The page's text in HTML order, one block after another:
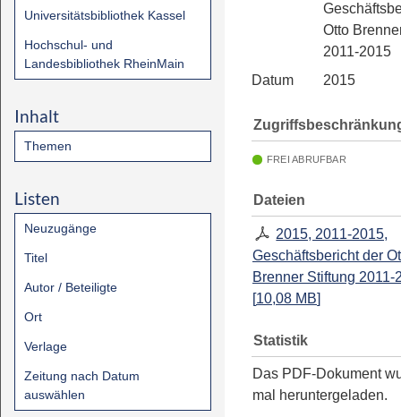
Universitätsbibliothek Kassel
Hochschul- und
Landesbibliothek RheinMain
Inhalt
Themen
Listen
Neuzugänge
Titel
Autor / Beteiligte
Ort
Verlage
Zeitung nach Datum
auswählen
Otto
2011-2015
Datum
2015
FREI ABRUFBAR
Dateien
2015, 2011-2015,
Geschäftsbericht der
Brenner Stiftung 2011-
[10,08 MB]
Statistik
Das PDF-Dokument
mal heruntergeladen.